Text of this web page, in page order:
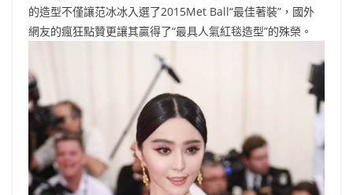
的造型不僅讓范冰冰入選了2015Met Ball“最佳著裝”，國外
網友的瘋狂點贊更讓其贏得了“最具人氣紅毯造型”的殊榮。